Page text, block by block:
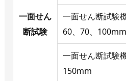
一面せん
断試験
一面せん断試験
60、70、100mm
一面せん断試験
150mm